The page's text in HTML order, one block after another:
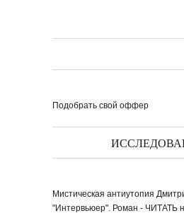
Подобрать свой оффер
Мистическая антиутопия
"Интервьюер". Роман - ЧИТАТЬ